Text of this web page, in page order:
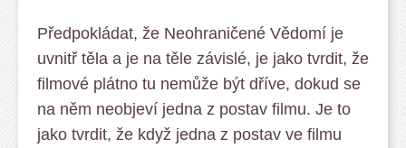
Předpokládat, že Neohraničené Vědomí je
uvnitř těla a je na těle závislé, je jako tvrdit, že
filmové plátno tu nemůže být dříve, dokud se
na něm neobjeví jedna z postav filmu. Je to
jako tvrdit, že když jedna z postav ve filmu